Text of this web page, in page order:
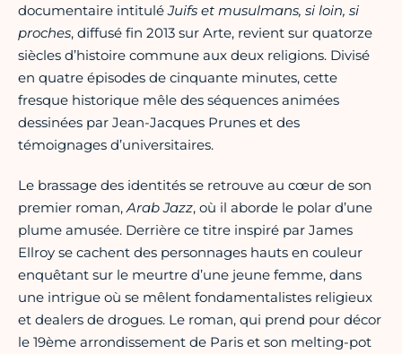
documentaire intituléJuifs et musulmans, si loin, si
proches, diffusé fin 2013 sur Arte, revient sur quatorze
siècles d’histoire commune aux deux religions. Divisé
en quatre épisodes de cinquante minutes, cette
fresque historique mêle des séquences animées
dessinées par Jean-Jacques Prunes et des
témoignages d’universitaires.
Le brassage des identités se retrouve au cœur de son
premier roman,Arab Jazz, où il aborde le polar d’une
plume amusée. Derrière ce titre inspiré par James
Ellroy se cachent des personnages hauts en couleur
enquêtant sur le meurtre d’une jeune femme, dans
une intrigue où se mêlent fondamentalistes religieux
et dealers de drogues. Le roman, qui prend pour décor
le 19ème arrondissement de Paris et son melting-pot